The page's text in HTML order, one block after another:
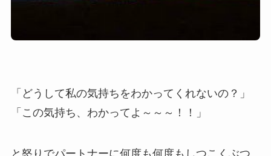
「どうして私の気持ちをわかってくれないの？」
「この気持ち、わかってよ～～～！！」
と怒りでパートナーに何度も何度もしつこくぶつ